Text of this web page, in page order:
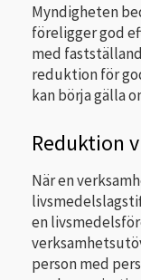
Myndigheten
föreligger god
med
reduktion för
kan börja gälla
Reduktion
När en
en
person med